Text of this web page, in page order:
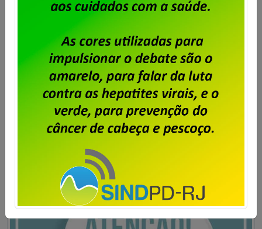
A decisão da direção da Dataprev de abandonar
sua sede própria, em Botafogo, para instalar a
empresa em um prédio alugado no Centro do Rio,
leva aos seus empregados e empregadas a angústia
de trabalhar num local extremamente perigoso. Não
há como considerar essa decisão da empresa
apenas pelo ângulo financeiro. Além da questão
financeira, […]